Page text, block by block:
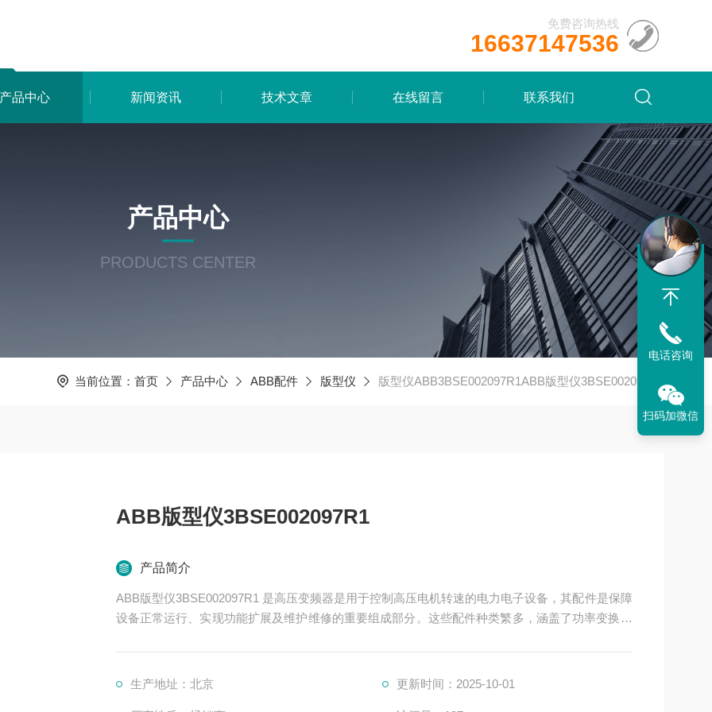
免费咨询热线
16637147536
产品中心 新闻资讯 技术文章 在线留言 联系我们
产品中心
PRODUCTS CENTER
当前位置： 首页 产品中心 ABB配件 版型仪 版型仪ABB3BSE002097R1ABB版型仪3BSE002097R1
ABB版型仪3BSE002097R1
产品简介
ABB版型仪3BSE002097R1 是高压变频器是用于控制高压电机转速的电力电子设备，其配件是保障
设备正常运行、实现功能扩展及维护维修的重要组成部分。这些配件种类繁多，涵盖了功率变换、
生产地址：北京 更新时间：2025-10-01
电话咨询
扫码加微信